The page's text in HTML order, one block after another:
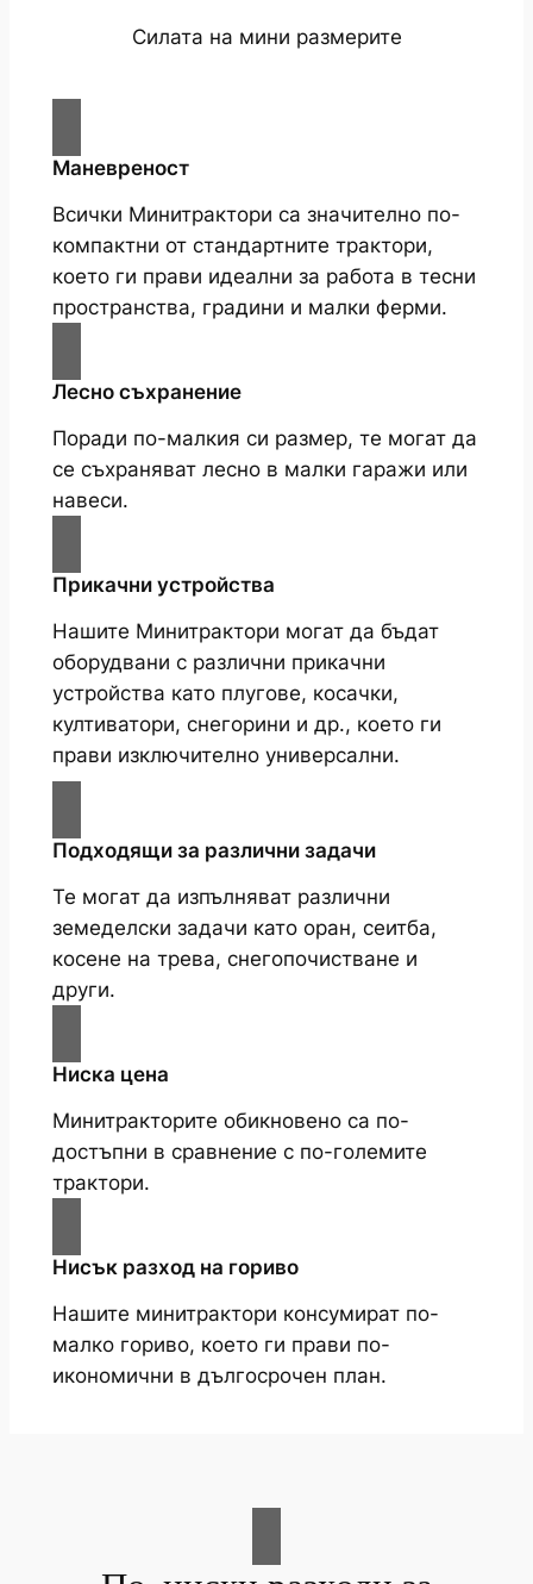
Силата на мини размерите
Маневреност
Всички Минитрактори са значително по-
компактни от стандартните трактори,
което ги прави идеални за работа в тесни
пространства, градини и малки ферми.
Лесно съхранение
Поради по-малкия си размер, те могат да
се съхраняват лесно в малки гаражи или
навеси.
Прикачни устройства
Нашите Минитрактори могат да бъдат
оборудвани с различни прикачни
устройства като плугове, косачки,
култиватори, снегорини и др., което ги
прави изключително универсални.
Подходящи за различни задачи
Те могат да изпълняват различни
земеделски задачи като оран, сеитба,
косене на трева, снегопочистване и
други.
Ниска цена
Минитракторите обикновено са по-
достъпни в сравнение с по-големите
трактори.
Нисък разход на гориво
Нашите минитрактори консумират по-
малко гориво, което ги прави по-
икономични в дългосрочен план.